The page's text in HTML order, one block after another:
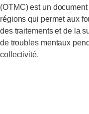
(OTMC) est un
régions qui permet aux
des traitements et de la
de troubles mentaux
collectivité.